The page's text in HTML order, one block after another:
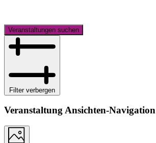
Veranstaltungen suchen
Filter verbergen
Veranstaltung Ansichten-Navigation